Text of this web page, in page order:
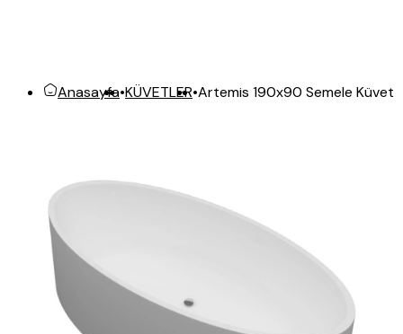
Anasayfa•KÜVETLER•Artemis 190x90 Semele Küvet